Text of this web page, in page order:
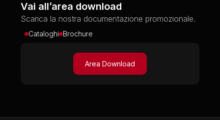
Vai all’area download
Scarica la nostra documentazione promozionale.
Cataloghi Brochure
Area Download